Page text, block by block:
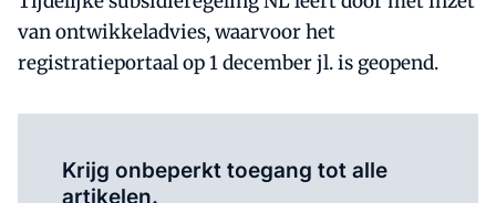
van ontwikkeladvies, waarvoor het
registratieportaal op 1 december jl. is geopend.
Krijg onbeperkt toegang tot alle
artikelen.